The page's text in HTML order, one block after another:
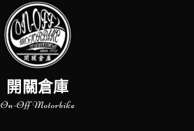
開關倉庫
On-Off Motorbike